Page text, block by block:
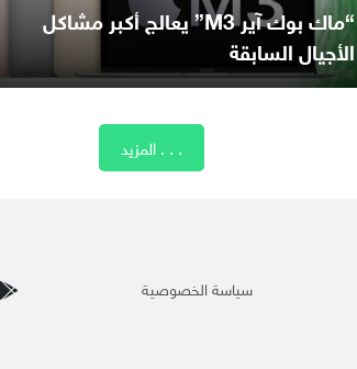
“ماك بوك آير M3” يعالج أكبر مشاكل
الأجيال السابقة
المزيد . . .
سياسة الخصوصية